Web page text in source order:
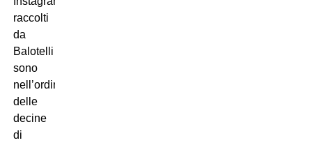
raccolti
da
Balotelli
sono
nell’ordine
delle
decine
di